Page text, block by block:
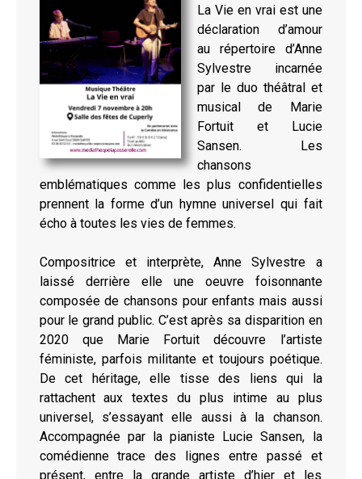
La Vie en vrai est une
déclaration d’amour
au répertoire d’Anne
Sylvestre incarnée
par le duo théâtral et
musical de Marie
Fortuit et Lucie
Sansen. Les
chansons
emblématiques comme les plus confidentielles
prennent la forme d’un hymne universel qui fait
écho à toutes les vies de femmes.
Compositrice et interprète, Anne Sylvestre a
laissé derrière elle une oeuvre foisonnante
composée de chansons pour enfants mais aussi
pour le grand public. C’est après sa disparition en
2020 que Marie Fortuit découvre l’artiste
féministe, parfois militante et toujours poétique.
De cet héritage, elle tisse des liens qui la
rattachent aux textes du plus intime au plus
universel, s’essayant elle aussi à la chanson.
Accompagnée par la pianiste Lucie Sansen, la
comédienne trace des lignes entre passé et
présent, entre la grande artiste d’hier et les